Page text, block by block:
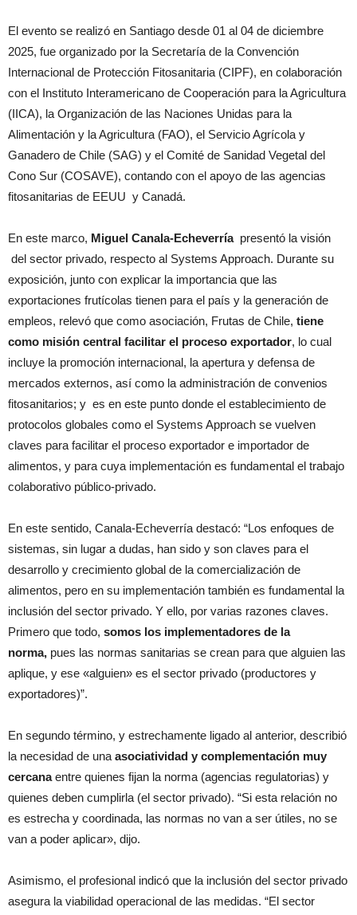
El evento se realizó en Santiago desde 01 al 04 de diciembre
2025, fue organizado por la Secretaría de la Convención
Internacional de Protección Fitosanitaria (CIPF), en colaboración
con el Instituto Interamericano de Cooperación para la Agricultura
(IICA), la Organización de las Naciones Unidas para la
Alimentación y la Agricultura (FAO), el Servicio Agrícola y
Ganadero de Chile (SAG) y el Comité de Sanidad Vegetal del
Cono Sur (COSAVE), contando con el apoyo de las agencias
fitosanitarias de EEUU y Canadá.
En este marco, Miguel Canala-Echeverríapresentó la visión
del sector privado, respecto al Systems Approach. Durante su
exposición, junto con explicar la importancia que las
exportaciones frutícolas tienen para el país y la generación de
empleos, relevó que como asociación, Frutas de Chile, tiene
como misión central facilitar el proceso exportador, lo cual
incluye la promoción internacional, la apertura y defensa de
mercados externos, así como la administración de convenios
fitosanitarios; y es en este punto donde el establecimiento de
protocolos globales como el Systems Approach se vuelven
claves para facilitar el proceso exportador e importador de
alimentos, y para cuya implementación es fundamental el trabajo
colaborativo público-privado.
En este sentido, Canala-Echeverría destacó: “Los enfoques de
sistemas, sin lugar a dudas, han sido y son claves para el
desarrollo y crecimiento global de la comercialización de
alimentos, pero en su implementación también es fundamental la
inclusión del sector privado. Y ello, por varias razones claves.
Primero que todo, somos los implementadores de la
norma, pues las normas sanitarias se crean para que alguien las
aplique, y ese «alguien» es el sector privado (productores y
exportadores)”.
En segundo término, y estrechamente ligado al anterior, describió
la necesidad de una asociatividad y complementación muy
cercanaentre quienes fijan la norma (agencias regulatorias) y
quienes deben cumplirla (el sector privado). “Si esta relación no
es estrecha y coordinada, las normas no van a ser útiles, no se
van a poder aplicar», dijo.
Asimismo, el profesional indicó que la inclusión del sector privado
asegura la viabilidad operacional de las medidas. “El sector